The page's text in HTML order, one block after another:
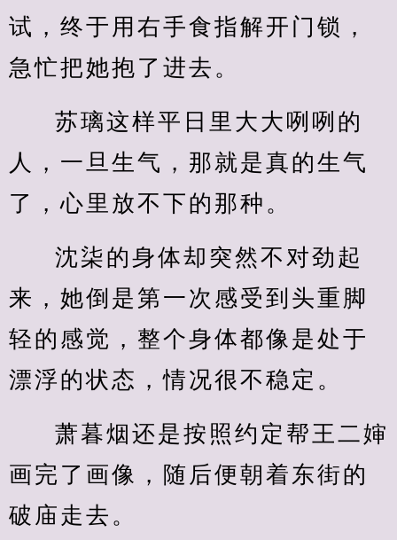
试，终于用右手食指解开门锁，
急忙把她抱了进去。
苏璃这样平日里大大咧咧的
人，一旦生气，那就是真的生气
了，心里放不下的那种。
沈柒的身体却突然不对劲起
来，她倒是第一次感受到头重脚
轻的感觉，整个身体都像是处于
漂浮的状态，情况很不稳定。
萧暮烟还是按照约定帮王二婶
画完了画像，随后便朝着东街的
破庙走去。